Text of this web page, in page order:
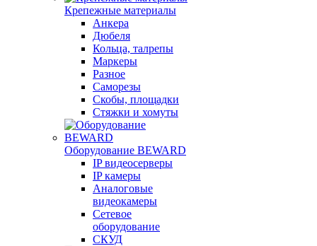
Крепежные материалы
Анкера
Дюбеля
Кольца, талрепы
Маркеры
Разное
Саморезы
Скобы, площадки
Стяжки и хомуты
Оборудование BEWARD
IP видеосерверы
IP камеры
Аналоговые
видеокамеры
Сетевое
оборудование
СКУД